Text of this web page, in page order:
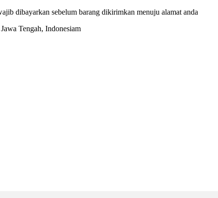
dibayarkan sebelum barang dikirimkan menuju alamat anda
Tengah, Indonesiam